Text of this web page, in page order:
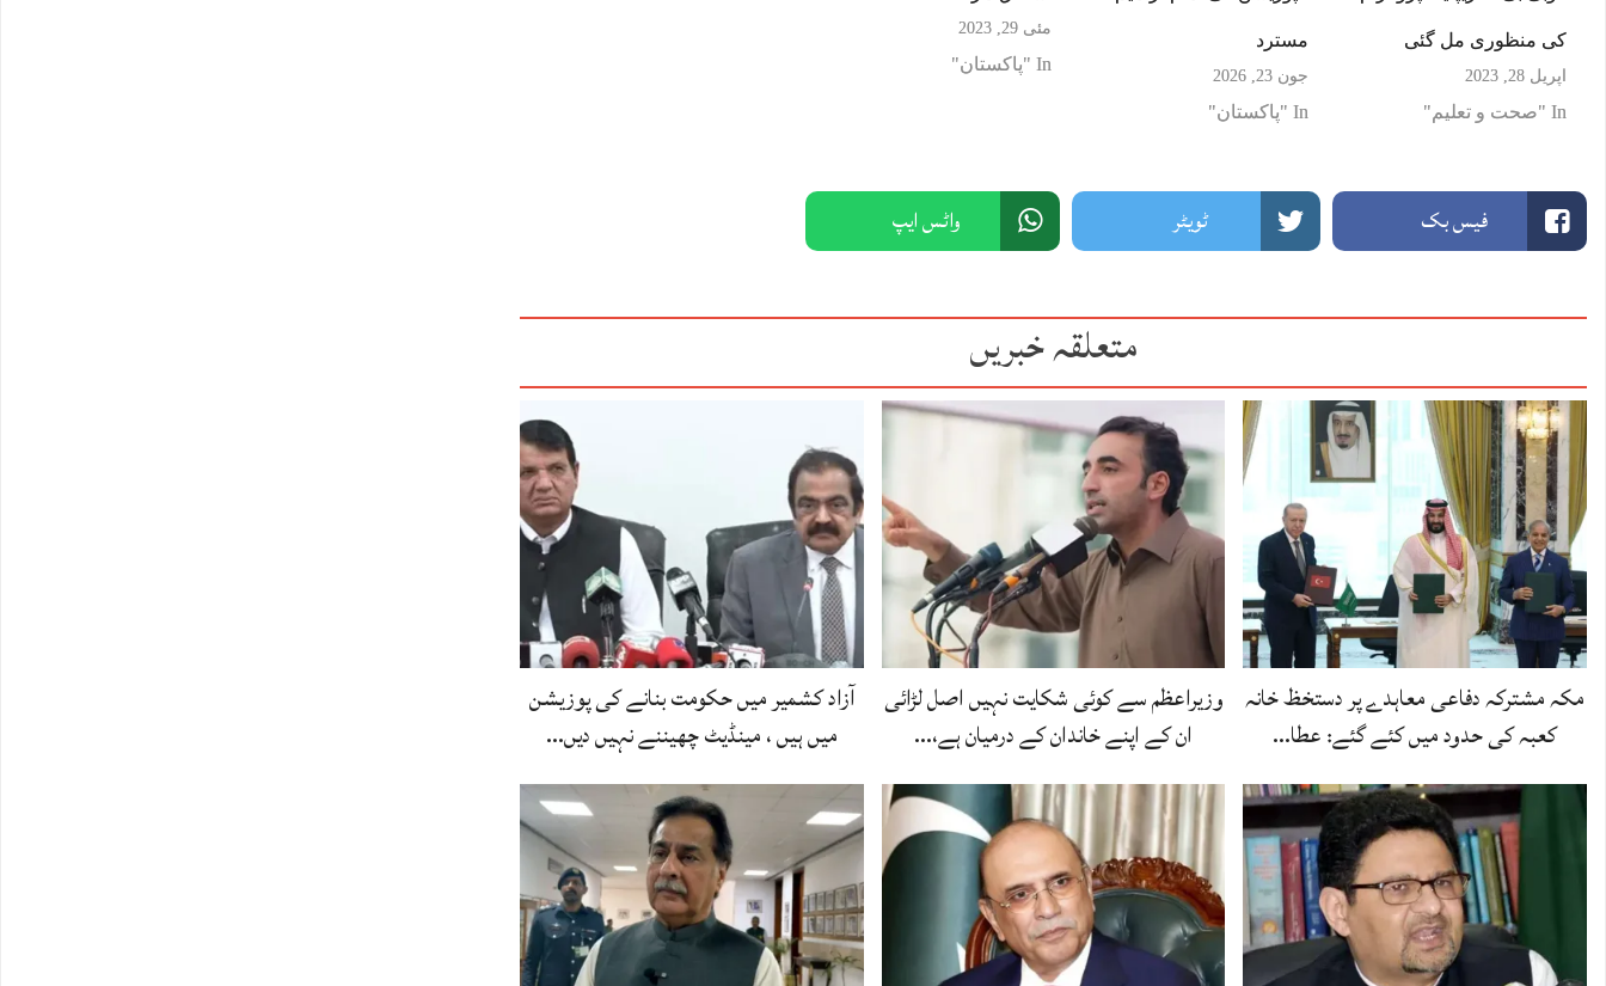
مئی 29, 2023
In "پاکستان"
مسترد
جون 23, 2026
In "پاکستان"
کی منظوری مل گئی
اپریل 28, 2023
In "صحت و تعلیم"
فیس بک ٹویٹر واٹس ایپ
متعلقہ خبریں
مکہ مشترکہ دفاعی معاہدے پر دستخظ خانہ
کعبہ کی حدود میں کئے گئے: عطا…
وزیراعظم سے کوئی شکایت نہیں اصل لڑائی
ان کے اپنے خاندان کے درمیان ہے،…
آزاد کشمیر میں حکومت بنانے کی پوزیشن
میں ہیں ، مینڈیٹ چھیننے نہیں دیں…